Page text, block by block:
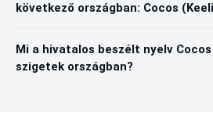
következő országban: Cocos
Mi a hivatalos beszélt nyelv
szigetek országban?